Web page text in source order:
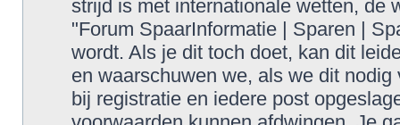
strijd is met internationale wetten, de
"Forum SpaarInformatie | Sparen |
wordt. Als je dit toch doet, kan dit
en waarschuwen we, als we dit
bij registratie en iedere post